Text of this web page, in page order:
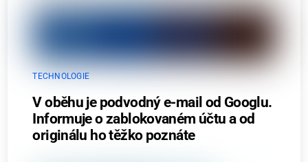
TECHNOLOGIE
V oběhu je podvodný e-mail od Googlu.
Informuje o zablokovaném účtu a od
originálu ho těžko poznáte